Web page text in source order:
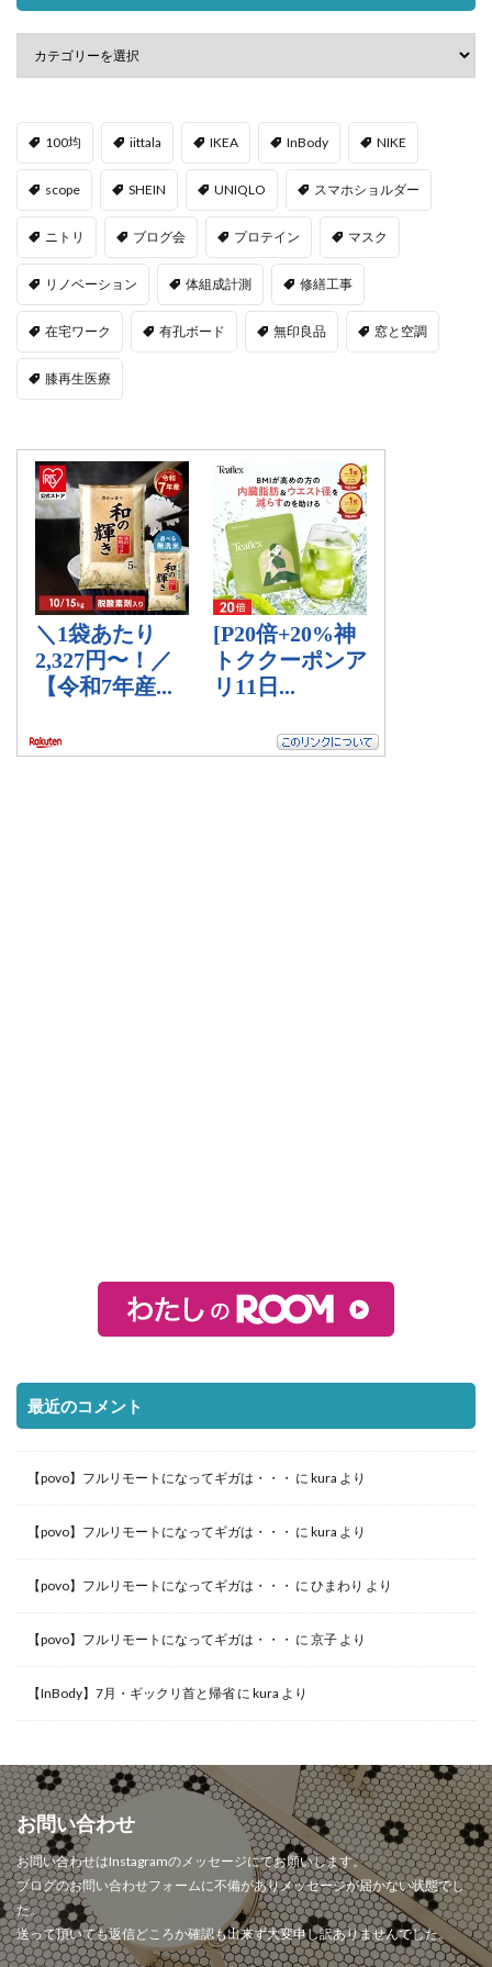
100均 iittala IKEA InBody NIKE
scope SHEIN UNIQLO スマホショルダー
ニトリ ブログ会 プロテイン マスク
リノベーション 体組成計測 修繕工事
在宅ワーク 有孔ボード 無印良品 窓と空調
膝再生医療
最近のコメント
【povo】フルリモートになってギガは・・・ に kura より
【povo】フルリモートになってギガは・・・ に kura より
【povo】フルリモートになってギガは・・・ に ひまわり より
【povo】フルリモートになってギガは・・・ に 京子 より
【InBody】7月・ギックリ首と帰省 に kura より
お問い合わせ
お問い合わせはInstagramのメッセージにてお願いします。
ブログのお問い合わせフォームに不備がありメッセージが届かない状態でし
た。
送って頂いても返信どころか確認も出来ず大変申し訳ありませんでした。